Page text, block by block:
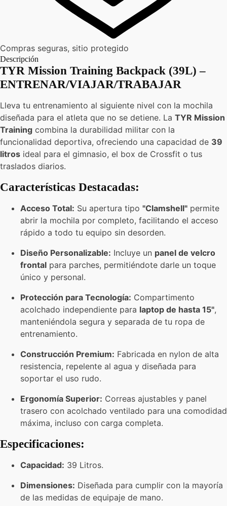
Compras seguras, sitio protegido
Descripción
TYR Mission Training Backpack (39L) –
ENTRENAR/VIAJAR/TRABAJAR
Lleva tu entrenamiento al siguiente nivel con la mochila
diseñada para el atleta que no se detiene. La TYR Mission
Training combina la durabilidad militar con la
funcionalidad deportiva, ofreciendo una capacidad de 39
litros ideal para el gimnasio, el box de Crossfit o tus
traslados diarios.
Características Destacadas:
Acceso Total: Su apertura tipo "Clamshell" permite
abrir la mochila por completo, facilitando el acceso
rápido a todo tu equipo sin desorden.
Diseño Personalizable: Incluye un panel de velcro
frontal para parches, permitiéndote darle un toque
único y personal.
Protección para Tecnología: Compartimento
acolchado independiente para laptop de hasta 15",
manteniéndola segura y separada de tu ropa de
entrenamiento.
Construcción Premium: Fabricada en nylon de alta
resistencia, repelente al agua y diseñada para
soportar el uso rudo.
Ergonomía Superior: Correas ajustables y panel
trasero con acolchado ventilado para una comodidad
máxima, incluso con carga completa.
Especificaciones:
Capacidad: 39 Litros.
Dimensiones: Diseñada para cumplir con la mayoría
de las medidas de equipaje de mano.